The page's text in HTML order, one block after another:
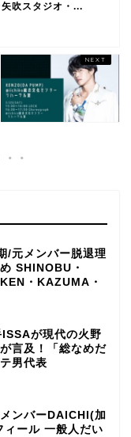
吹スタジオ・...
/元メンバー脱退理
SHINOBU・
・KAZUMA・
が現代の火野
言及！「総なめだ
男代表
ンバーDAICHI(加
ィール 一般人だい